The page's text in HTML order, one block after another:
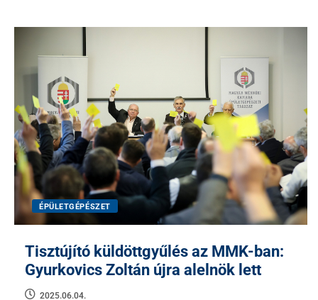
ÉPÜLETGÉPÉSZET
Tisztújító küldöttgyűlés az MMK-ban:
Gyurkovics Zoltán újra alelnök lett
2025.06.04.